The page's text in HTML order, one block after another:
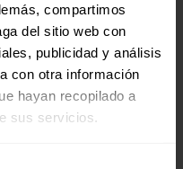
compartimos
del sitio web con
publicidad y análisis
con otra información
hayan recopilado a
sus servicios.
Piso 3.
72
LinkedIn
Bluesky